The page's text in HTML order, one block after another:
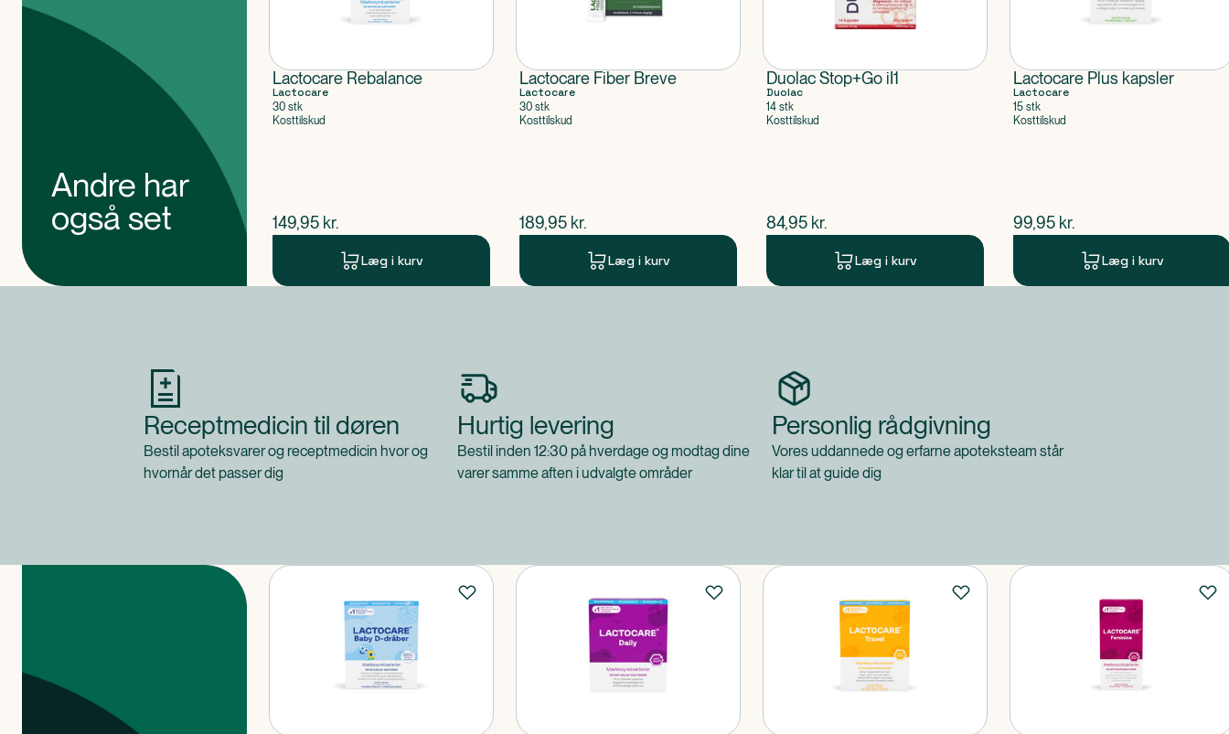
Andre har
også set
Lactocare Rebalance
Lactocare
30 stk
Kosttilskud
$nuværende pris
149,95 kr.
Læg i kurv
Lactocare Fiber Breve
Lactocare
30 stk
Kosttilskud
$nuværende pris
189,95 kr.
Læg i kurv
Duolac Stop+Go iI1
Duolac
14 stk
Kosttilskud
$nuværende pris
84,95 kr.
Læg i kurv
Lactocare Plus kapsler
Lactocare
15 stk
Kosttilskud
$nuværende pris
99,95 kr.
Læg i kurv
Receptmedicin til døren
Bestil apoteksvarer og receptmedicin hvor og
hvornår det passer dig
Hurtig levering
Bestil inden 12:30 på hverdage og modtag dine
varer samme aften i udvalgte områder
Personlig rådgivning
Vores uddannede og erfarne apoteksteam står
klar til at guide dig